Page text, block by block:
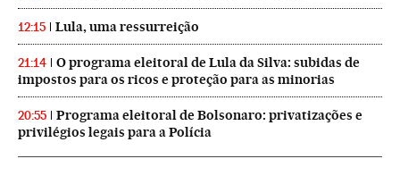
12:15 Lula, uma ressurreição
21:14
O programa eleitoral de Lula da Silva: subidas de
impostos para os ricos e proteção para as minorias
20:55
Programa eleitoral de Bolsonaro: privatizações e
privilégios legais para a Polícia